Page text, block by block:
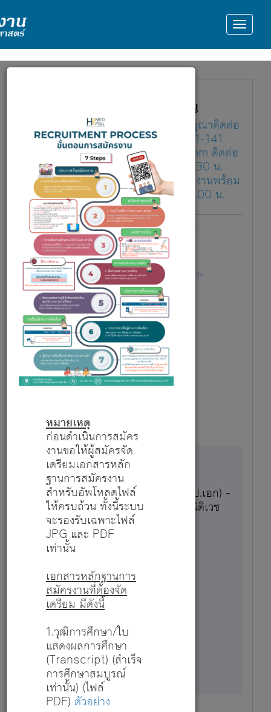
ประกาศรับสมัครงาน
กรณีผู้สมัครพบปัญหาการสมัครงาน กรุณาติดต่อ
ฝ่ายทรัพยากรมนุษย์ โทร 074-451-141
หรือ Email : hrmmed.p@gmail.com ติดต่อ
เวลาราชการ จันทร์-ศุกร์ 8.30-16.30 น.
วันสุดท้ายของวันปิดรับสมัครงาน สมัครงานพร้อม
ชำระเงินค่าสมัครสอบได้ ไม่เกิน 22.00 น.
อาจารย์ - สาขาวิชาระบาดวิทยา
รายละเอียด
1
31,500
นักวิชาการวิทยาศาสตร์การแพทย์ (ป.เอก) -
หน่วยอณูพยาธิวิทยากายวิภาคและนิติเวช
สมัครตำแหน่งนี้
รายละเอียด
27 ก.ค. 69 - 16 ต.ค. 69
หมายเหตุ
ก่อนดำเนินการสมัคร
งานขอให้ผู้สมัครจัด
เตรียมเอกสารหลัก
ฐานการสมัครงาน
สำหรับอัพโหลดไฟล์
ให้ครบถ้วน ทั้งนี้ระบบ
จะรองรับเฉพาะไฟล์
JPG และ PDF
เท่านั้น
เอกสารหลักฐานการ
สมัครงานที่ต้องจัด
เตรียม มีดังนี้
1.วุฒิการศึกษา/ใบ
แสดงผลการศึกษา
(Transcript) (สำเร็จ
การศึกษาสมบูรณ์
เท่านั้น) (ไฟล์
PDF) ตัวอย่าง